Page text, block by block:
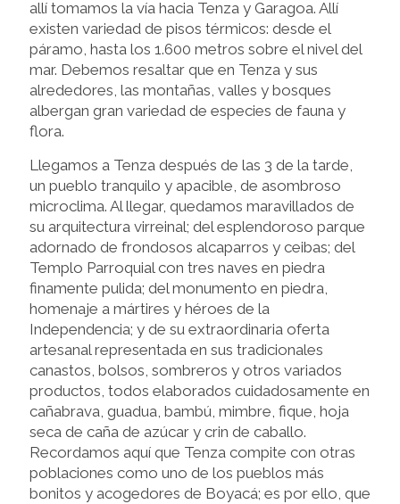
allí tomamos la vía hacia Tenza y Garagoa. Allí
existen variedad de pisos térmicos: desde el
páramo, hasta los 1.600 metros sobre el nivel del
mar. Debemos resaltar que en Tenza y sus
alrededores, las montañas, valles y bosques
albergan gran variedad de especies de fauna y
flora.
Llegamos a Tenza después de las 3 de la tarde,
un pueblo tranquilo y apacible, de asombroso
microclima. Al llegar, quedamos maravillados de
su arquitectura virreinal; del esplendoroso parque
adornado de frondosos alcaparros y ceibas; del
Templo Parroquial con tres naves en piedra
finamente pulida; del monumento en piedra,
homenaje a mártires y héroes de la
Independencia; y de su extraordinaria oferta
artesanal representada en sus tradicionales
canastos, bolsos, sombreros y otros variados
productos, todos elaborados cuidadosamente en
cañabrava, guadua, bambú, mimbre, fique, hoja
seca de caña de azúcar y crin de caballo.
Recordamos aquí que Tenza compite con otras
poblaciones como uno de los pueblos más
bonitos y acogedores de Boyacá; es por ello, que